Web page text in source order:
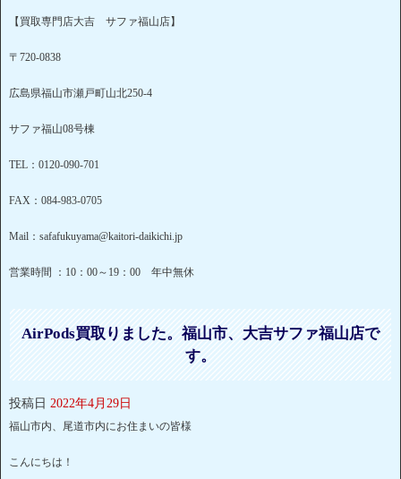
【買取専門店大吉 サファ福山店】
〒720-0838
広島県福山市瀬戸町山北250-4
サファ福山08号棟
TEL：0120-090-701
FAX：084-983-0705
Mail：safafukuyama@kaitori-daikichi.jp
営業時間 ：10：00～19：00 年中無休
AirPods買取りました。福山市、大吉サファ福山店で
す。
投稿日 2022年4月29日
福山市内、尾道市内にお住まいの皆様
こんにちは！